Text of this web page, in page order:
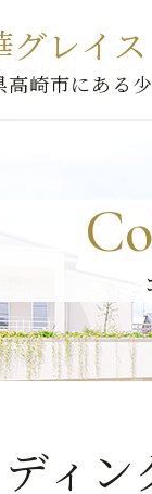
グレイス
高崎市にある
ィ